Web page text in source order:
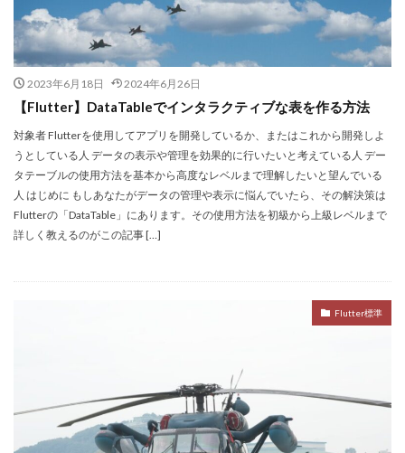
2023年6月18日 2024年6月26日
【Flutter】DataTableでインタラクティブな表を作る方法
対象者 Flutterを使用してアプリを開発しているか、またはこれから開発しよ
うとしている人 データの表示や管理を効果的に行いたいと考えている人 デー
タテーブルの使用方法を基本から高度なレベルまで理解したいと望んでいる
人 はじめに もしあなたがデータの管理や表示に悩んでいたら、その解決策は
Flutterの「DataTable」にあります。その使用方法を初級から上級レベルまで
詳しく教えるのがこの記事 […]
Flutter標準